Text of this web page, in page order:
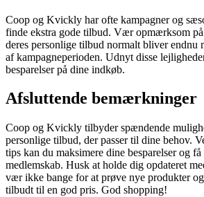
Coop og Kvickly har ofte kampagner og
finde ekstra gode tilbud. Vær opmærksom på
deres personlige tilbud normalt bliver endnu
af kampagneperioden. Udnyt disse
besparelser på dine indkøb.
Afsluttende bemærkninger
Coop og Kvickly tilbyder spændende
personlige tilbud, der passer til dine behov.
tips kan du maksimere dine besparelser og
medlemskab. Husk at holde dig opdateret
vær ikke bange for at prøve nye produkter
tilbudt til en god pris. God shopping!